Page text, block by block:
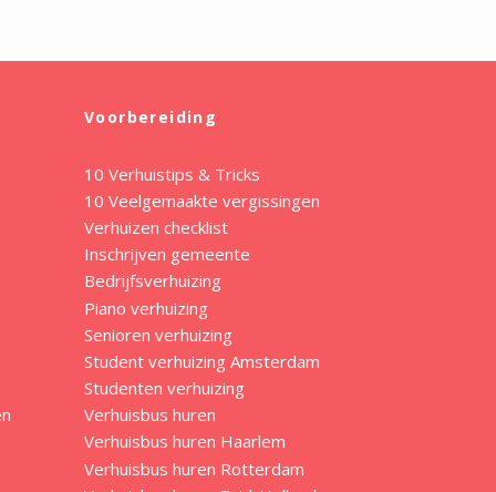
Voorbereiding
10 Verhuistips & Tricks
10 Veelgemaakte vergissingen
Verhuizen checklist
Inschrijven gemeente
Bedrijfsverhuizing
Piano verhuizing
Senioren verhuizing
Student verhuizing Amsterdam
Studenten verhuizing
Verhuisbus huren
Verhuisbus huren Haarlem
Verhuisbus huren Rotterdam